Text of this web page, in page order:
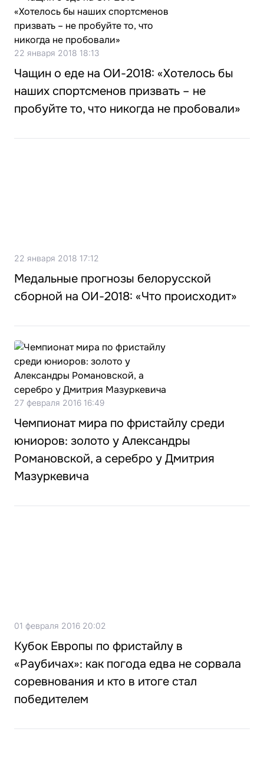
22 января 2018 18:13
Чащин о еде на ОИ-2018: «Хотелось бы
наших спортсменов призвать – не
пробуйте то, что никогда не пробовали»
22 января 2018 17:12
Медальные прогнозы белорусской
сборной на ОИ-2018: «Что происходит»
27 февраля 2016 16:49
Чемпионат мира по фристайлу среди
юниоров: золото у Александры
Романовской, а серебро у Дмитрия
Мазуркевича
01 февраля 2016 20:02
Кубок Европы по фристайлу в
«Раубичах»: как погода едва не сорвала
соревнования и кто в итоге стал
победителем